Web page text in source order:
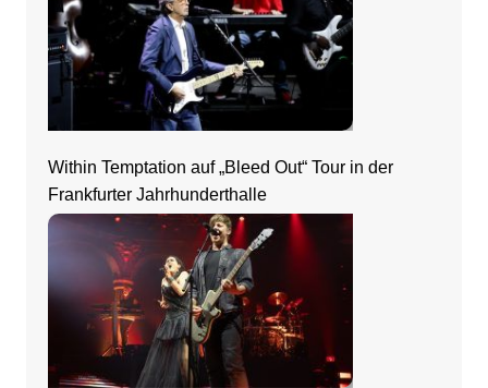
Within Temptation auf „Bleed Out“ Tour in der
Frankfurter Jahrhunderthalle